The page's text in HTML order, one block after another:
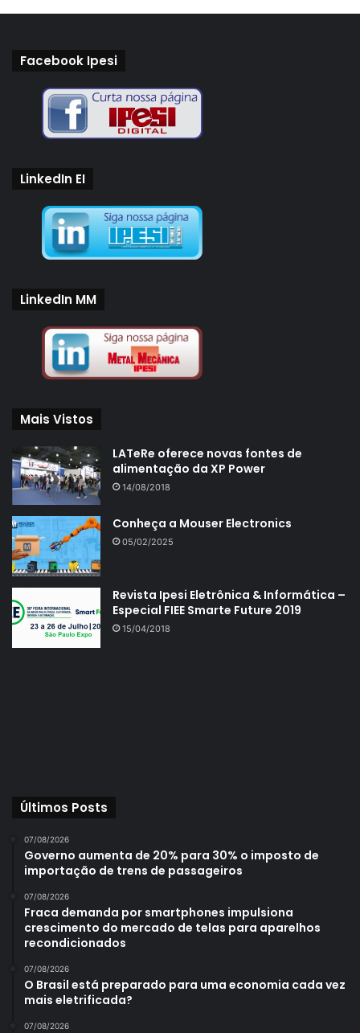
Facebook Ipesi
LinkedIn EI
LinkedIn MM
Mais Vistos
LATeRe oferece novas fontes de
alimentação da XP Power
14/08/2018
Conheça a Mouser Electronics
05/02/2025
Revista Ipesi Eletrônica & Informática –
Especial FIEE Smarte Future 2019
15/04/2018
Últimos Posts
07/08/2026
Governo aumenta de 20% para 30% o imposto de
importação de trens de passageiros
07/08/2026
Fraca demanda por smartphones impulsiona
crescimento do mercado de telas para aparelhos
recondicionados
07/08/2026
O Brasil está preparado para uma economia cada vez
mais eletrificada?
07/08/2026